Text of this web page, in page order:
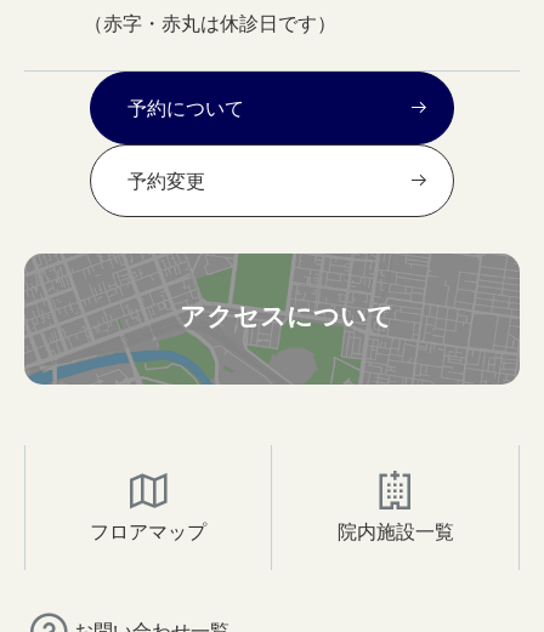
（赤字・赤丸は休診日です）
予約について
予約変更
アクセスについて
フロアマップ 院内施設一覧